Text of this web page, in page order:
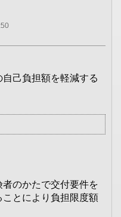
己負担額を軽減する
のかたで交付要件を
とにより負担限度額